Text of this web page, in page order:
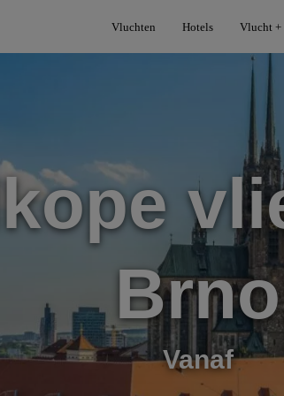
Vluchten Hotels Vlucht +
Brno
Vanaf